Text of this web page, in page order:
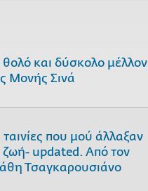
θολό και δύσκολο μέλλον
Μονής Σινά
ταινίες που μού άλλαξαν
ζωή- updated. Aπό τον
Τσαγκαρουσιάνο